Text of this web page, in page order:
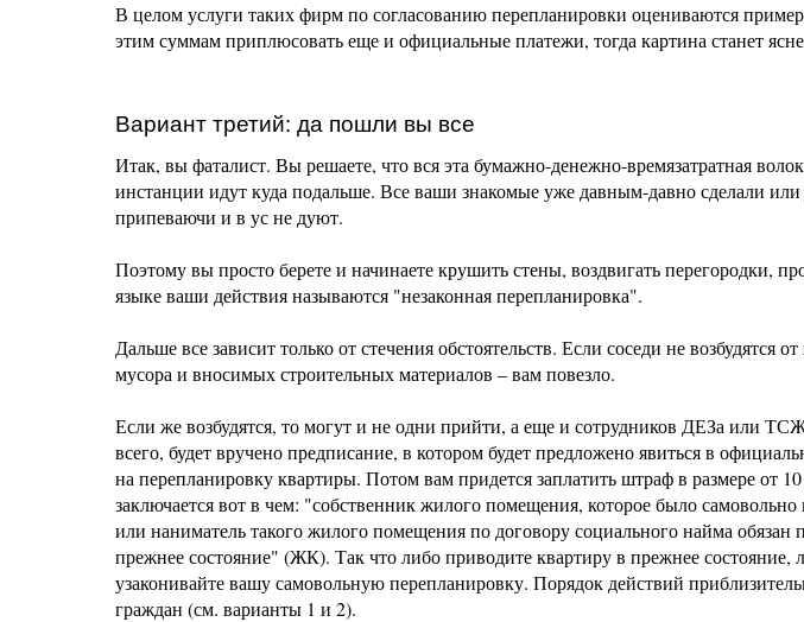
В целом услуги таких фирм по согласованию перепланировки оцениваются
этим суммам приплюсовать еще и официальные платежи, тогда картина станет
Вариант третий: да пошли вы все
Итак, вы фаталист. Вы решаете, что вся эта бумажно-денежно-времязатратная
инстанции идут куда подальше. Все ваши знакомые уже давным-давно сделали
припеваючи и в ус не дуют.
Поэтому вы просто берете и начинаете крушить стены, воздвигать перегородки,
языке ваши действия называются "незаконная перепланировка".
Дальше все зависит только от стечения обстоятельств. Если соседи не
мусора и вносимых строительных материалов – вам повезло.
Если же возбудятся, то могут и не одни прийти, а еще и сотрудников ДЕЗа или
всего, будет вручено предписание, в котором будет предложено явиться в
на перепланировку квартиры. Потом вам придется заплатить штраф в размере от
заключается вот в чем: "собственник жилого помещения, которое было
или наниматель такого жилого помещения по договору социального найма обязан
прежнее состояние" (ЖК). Так что либо приводите квартиру в прежнее состояние,
узаконивайте вашу самовольную перепланировку. Порядок действий
граждан (см. варианты 1 и 2).